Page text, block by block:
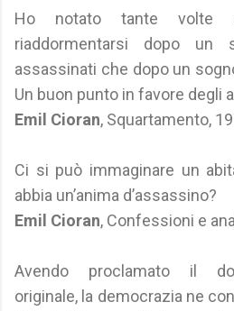
Ho notato tante
riaddormentarsi dopo
assassinati che dopo un
Un buon punto in favore degli
Emil Cioran, Squartamento,
Ci si può immaginare un
abbia un’anima d’assassino?
Emil Cioran, Confessioni e
Avendo proclamato il
originale, la democrazia ne